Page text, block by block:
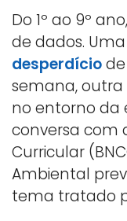
Do 1º ao 9º
de dados.
desperdício
semana,
no entorno da
conversa com
Curricular
Ambiental
tema tratado